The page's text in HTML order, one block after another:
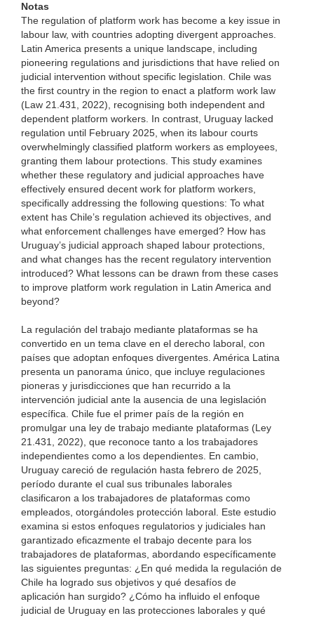
Notas
The regulation of platform work has become a key issue in
labour law, with countries adopting divergent approaches.
Latin America presents a unique landscape, including
pioneering regulations and jurisdictions that have relied on
judicial intervention without specific legislation. Chile was
the first country in the region to enact a platform work law
(Law 21.431, 2022), recognising both independent and
dependent platform workers. In contrast, Uruguay lacked
regulation until February 2025, when its labour courts
overwhelmingly classified platform workers as employees,
granting them labour protections. This study examines
whether these regulatory and judicial approaches have
effectively ensured decent work for platform workers,
specifically addressing the following questions: To what
extent has Chile’s regulation achieved its objectives, and
what enforcement challenges have emerged? How has
Uruguay’s judicial approach shaped labour protections,
and what changes has the recent regulatory intervention
introduced? What lessons can be drawn from these cases
to improve platform work regulation in Latin America and
beyond?
La regulación del trabajo mediante plataformas se ha
convertido en un tema clave en el derecho laboral, con
países que adoptan enfoques divergentes. América Latina
presenta un panorama único, que incluye regulaciones
pioneras y jurisdicciones que han recurrido a la
intervención judicial ante la ausencia de una legislación
específica. Chile fue el primer país de la región en
promulgar una ley de trabajo mediante plataformas (Ley
21.431, 2022), que reconoce tanto a los trabajadores
independientes como a los dependientes. En cambio,
Uruguay careció de regulación hasta febrero de 2025,
período durante el cual sus tribunales laborales
clasificaron a los trabajadores de plataformas como
empleados, otorgándoles protección laboral. Este estudio
examina si estos enfoques regulatorios y judiciales han
garantizado eficazmente el trabajo decente para los
trabajadores de plataformas, abordando específicamente
las siguientes preguntas: ¿En qué medida la regulación de
Chile ha logrado sus objetivos y qué desafíos de
aplicación han surgido? ¿Cómo ha influido el enfoque
judicial de Uruguay en las protecciones laborales y qué